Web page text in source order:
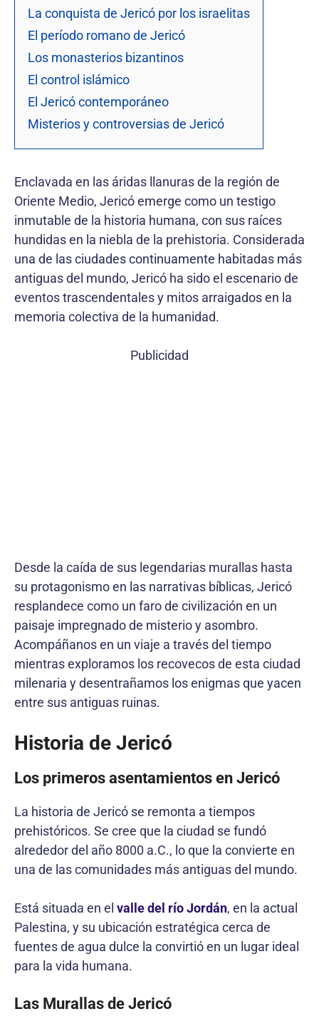
La conquista de Jericó por los israelitas
El período romano de Jericó
Los monasterios bizantinos
El control islámico
El Jericó contemporáneo
Misterios y controversias de Jericó
Enclavada en las áridas llanuras de la región de
Oriente Medio, Jericó emerge como un testigo
inmutable de la historia humana, con sus raíces
hundidas en la niebla de la prehistoria. Considerada
una de las ciudades continuamente habitadas más
antiguas del mundo, Jericó ha sido el escenario de
eventos trascendentales y mitos arraigados en la
memoria colectiva de la humanidad.
Publicidad
Desde la caída de sus legendarias murallas hasta
su protagonismo en las narrativas bíblicas, Jericó
resplandece como un faro de civilización en un
paisaje impregnado de misterio y asombro.
Acompáñanos en un viaje a través del tiempo
mientras exploramos los recovecos de esta ciudad
milenaria y desentrañamos los enigmas que yacen
entre sus antiguas ruinas.
Historia de Jericó
Los primeros asentamientos en Jericó
La historia de Jericó se remonta a tiempos
prehistóricos. Se cree que la ciudad se fundó
alrededor del año 8000 a.C., lo que la convierte en
una de las comunidades más antiguas del mundo.
Está situada en el valle del río Jordán, en la actual
Palestina, y su ubicación estratégica cerca de
fuentes de agua dulce la convirtió en un lugar ideal
para la vida humana.
Las Murallas de Jericó